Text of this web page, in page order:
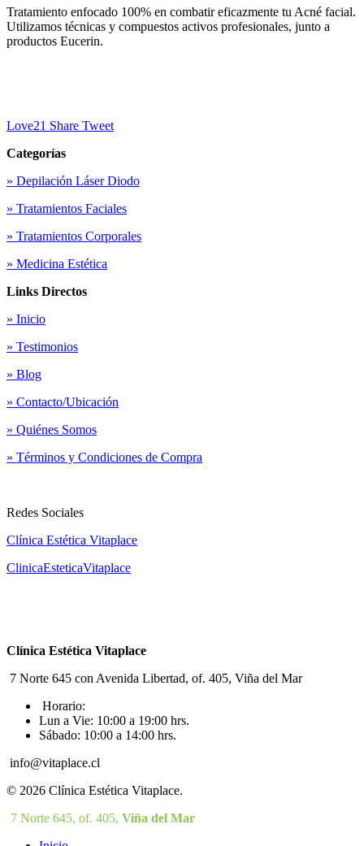
Tratamiento enfocado 100% en combatir eficazmente tu Acné facial.
Utilizamos técnicas y compuestos activos profesionales, junto a
productos Eucerin.
Love21 Share Tweet
Categorías
» Depilación Láser Diodo
» Tratamientos Faciales
» Tratamientos Corporales
» Medicina Estética
Links Directos
» Inicio
» Testimonios
» Blog
» Contacto/Ubicación
» Quiénes Somos
» Términos y Condiciones de Compra
Redes Sociales
Clínica Estética Vitaplace
ClinicaEsteticaVitaplace
Clínica Estética Vitaplace
7 Norte 645 con Avenida Libertad, of. 405, Viña del Mar
Horario:
Lun a Vie: 10:00 a 19:00 hrs.
Sábado: 10:00 a 14:00 hrs.
info@vitaplace.cl
© 2026 Clínica Estética Vitaplace.
Close
7 Norte 645, of. 405, Viña del Mar